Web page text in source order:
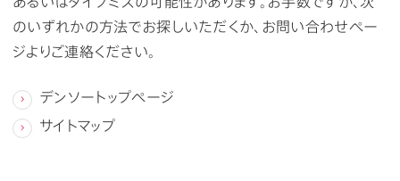
のいずれかの方法でお探しいただくか、お問い合わせペー
ジよりご連絡ください。
デンソートップページ
サイトマップ